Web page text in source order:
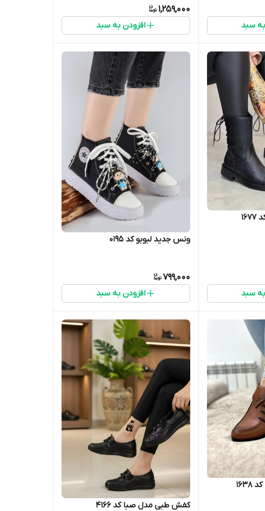
سبد
1,259,000
افزودن به سبد
سبد
ونس جدید لبوبو کد 0195
799,000
افزودن به سبد
کفش طبی مدل صبا کد ۴۱۶۶